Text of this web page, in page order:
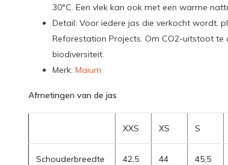
30°C. Een vlek kan ook met een warme
Detail: Voor iedere jas die verkocht wordt,
Reforestation Projects. Om CO2-uitstoot
biodiversiteit.
Merk: Maium
Afmetingen van de jas
XXS XS S
Schouderbreedte 42,5 44 45,5